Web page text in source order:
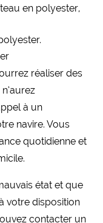
en polyester,
réaliser des
à un
navire. Vous
quotidienne et
état et que
votre disposition
contacter un